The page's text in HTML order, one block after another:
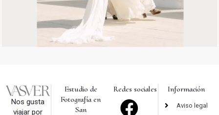
Nos gusta
viajar por
Estudio de
Fotografía en
San
Redes sociales Información
Aviso legal